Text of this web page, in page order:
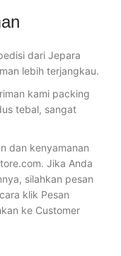
dari Jepara
lebih terjangkau.
kami packing
tebal, sangat
dan kenyamanan
Jika Anda
silahkan pesan
klik Pesan
ke Customer